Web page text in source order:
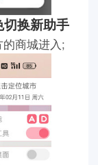
换新助手
商城进入;